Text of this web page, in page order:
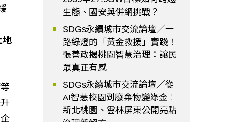
地
生態、國安與併網挑戰？
SDGs永續城市交流論壇／一
路綠燈的「黃金救援」實踐！
張善政揭桃園智慧治理：讓民
眾真正有感
SDGs永續城市交流論壇／從
AI智慧校園到廢棄物變綠金！
新北桃園、雲林屏東公開亮點